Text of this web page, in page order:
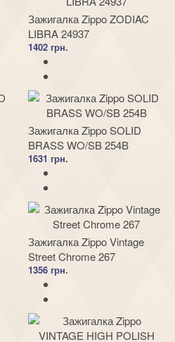
Зажигалка Zippo ZODIAC
LIBRA 24937
1402 грн.
Зажигалка Zippo SOLID
BRASS WO/SB 254B
1631 грн.
Зажигалка Zippo Vintage
Street Chrome 267
1356 грн.